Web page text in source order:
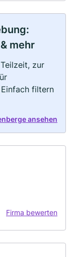
mehr
zur
filtern
ansehen
Firma bewerten